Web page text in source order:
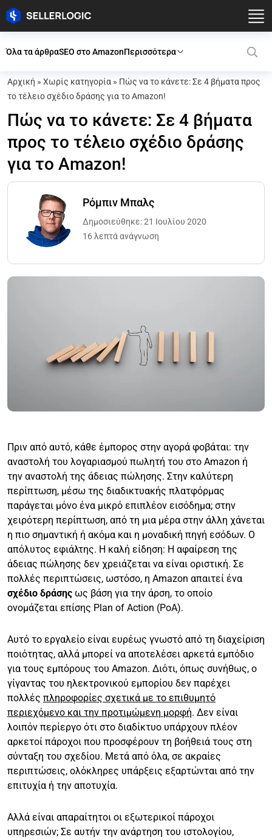
Όλα τα άρθραSEO στο AmazonΠερισσότερα
Αρχική » Χωρίς κατηγορία » Πώς να το κάνετε: Σε 4 βήματα προς
το τέλειο σχέδιο δράσης για το Amazon!
Πώς να το κάνετε: Σε 4 βήματα
προς το τέλειο σχέδιο δράσης
για το Amazon!
Ρόμπιν Μπαλς
Δημοσιεύθηκε: 21 Ιουλίου 2020
16 λεπτά ανάγνωση
Πριν από αυτό, κάθε έμπορος στην αγορά φοβάται: την
αναστολή του λογαριασμού πωλητή του στο Amazon ή
την αναστολή της άδειας πώλησης. Στην καλύτερη
περίπτωση, μέσω της διαδικτυακής πλατφόρμας
παράγεται μόνο ένα μικρό επιπλέον εισόδημα; στην
χειρότερη περίπτωση, από τη μια μέρα στην άλλη χάνεται
η πιο σημαντική ή ακόμα και η μοναδική πηγή εσόδων. Ο
απόλυτος εφιάλτης. Η καλή είδηση: Η αφαίρεση της
άδειας πώλησης δεν χρειάζεται να είναι οριστική. Σε
πολλές περιπτώσεις, ωστόσο, η Amazon απαιτεί ένα
σχέδιο δράσης ως βάση για την άρση, το οποίο
ονομάζεται επίσης Plan of Action (PoA).
Αυτό το εργαλείο είναι ευρέως γνωστό από τη διαχείριση
ποιότητας, αλλά μπορεί να αποτελέσει αρκετά εμπόδιο
για τους εμπόρους του Amazon. Διότι, όπως συνήθως, ο
γίγαντας του ηλεκτρονικού εμπορίου δεν παρέχει
πολλές πληροφορίες σχετικά με το επιθυμητό
περιεχόμενο και την προτιμώμενη μορφή. Δεν είναι
λοιπόν περίεργο ότι στο διαδίκτυο υπάρχουν πλέον
αρκετοί πάροχοι που προσφέρουν τη βοήθειά τους στη
σύνταξη του σχεδίου. Μετά από όλα, σε ακραίες
περιπτώσεις, ολόκληρες υπάρξεις εξαρτώνται από την
επιτυχία ή την αποτυχία.
Αλλά είναι απαραίτητοι οι εξωτερικοί πάροχοι
υπηρεσιών; Σε αυτήν την ανάρτηση του ιστολογίου,